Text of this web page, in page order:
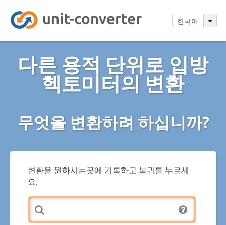
한국어
다른 용적 단위로 입방
헥토미터의 변환
무엇을 변환하려 하십니까?
변환을 원하시는곳에 기록하고 복귀를 누르세
요.